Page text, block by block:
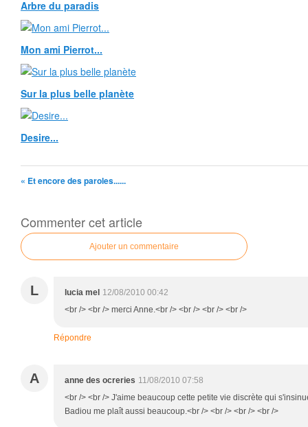
Arbre du paradis
Mon ami Pierrot...
Sur la plus belle planète
Desire...
« Et encore des paroles......
Commenter cet article
Ajouter un commentaire
L lucia mel 12/08/2010 00:42
<br /> <br /> merci Anne.<br /> <br /> <br /> <br />
Répondre
A anne des ocreries 11/08/2010 07:58
<br /> <br /> J'aime beaucoup cette petite vie discrète qui
Badiou me plaît aussi beaucoup.<br /> <br /> <br /> <br />